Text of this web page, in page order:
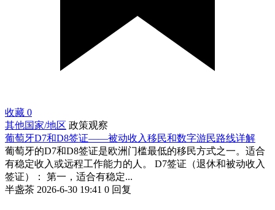
收藏 0
其他国家/地区 政策观察
葡萄牙D7和D8签证——被动收入移民和数字游民路线详解
葡萄牙的D7和D8签证是欧洲门槛最低的移民方式之一。适合
有稳定收入或远程工作能力的人。 D7签证（退休和被动收入
签证）： 第一，适合有稳定...
半盏茶 2026-6-30 19:41 0 回复